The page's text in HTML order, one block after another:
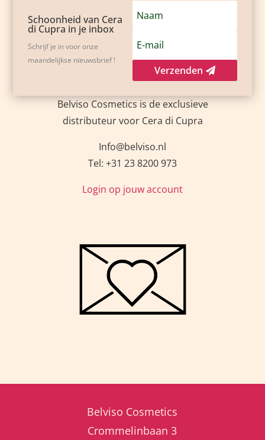
Schoonheid van Cera
di Cupra in je inbox
Schrijf je in voor onze
maandelijkse nieuwsbrief !
Verzenden
Belviso Cosmetics is de exclusieve
distributeur voor Cera di Cupra
Info@belviso.nl
Tel: +31 23 8200 973
Login op jouw account
Belviso Cosmetics
Crommelinbaan 3